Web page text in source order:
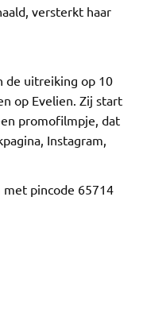
versterkt haar
de uitreiking op 10
op Evelien. Zij start
promofilmpje, dat
Instagram,
met pincode 65714